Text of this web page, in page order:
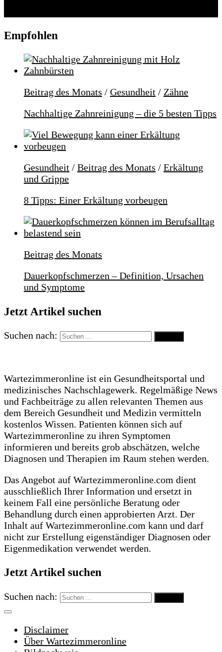
Empfohlen
Beitrag des Monats / Gesundheit / Zähne
Nachhaltige Zahnreinigung – die 5 besten Tipps
Gesundheit / Beitrag des Monats / Erkältung
und Grippe
8 Tipps: Einer Erkältung vorbeugen
Beitrag des Monats
Dauerkopfschmerzen – Definition, Ursachen
und Symptome
Jetzt Artikel suchen
Suchen nach:
Wartezimmeronline ist ein Gesundheitsportal und
medizinisches Nachschlagewerk. Regelmäßige News
und Fachbeiträge zu allen relevanten Themen aus
dem Bereich Gesundheit und Medizin vermitteln
kostenlos Wissen. Patienten können sich auf
Wartezimmeronline zu ihren Symptomen
informieren und bereits grob abschätzen, welche
Diagnosen und Therapien im Raum stehen werden.
Das Angebot auf Wartezimmeronline.com dient
ausschließlich Ihrer Information und ersetzt in
keinem Fall eine persönliche Beratung oder
Behandlung durch einen approbierten Arzt. Der
Inhalt auf Wartezimmeronline.com kann und darf
nicht zur Erstellung eigenständiger Diagnosen oder
Eigenmedikation verwendet werden.
Jetzt Artikel suchen
Suchen nach:
Disclaimer
Über Wartezimmeronline